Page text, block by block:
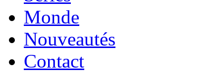
Monde
Nouveautés
Contact